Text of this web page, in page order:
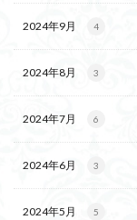
2024年9月 4
2024年8月 3
2024年7月 6
2024年6月 3
2024年5月 5